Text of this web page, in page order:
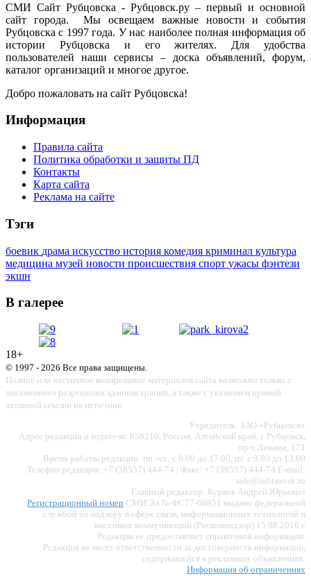
СМИ Сайт Рубцовска - Рубцовск.ру – первый и основной
сайт города. Мы освещаем важные новости и события
Рубцовска с 1997 года. У нас наиболее полная информация об
истории Рубцовска и его жителях. Для удобства
пользователей наши сервисы – доска объявлений, форум,
каталог организаций и многое другое.
Добро пожаловать на сайт Рубцовска!
Информация
Правила сайта
Политика обработки и защиты ПД
Контакты
Карта сайта
Реклама на сайте
Тэги
боевик драма искусство история комедия криминал культура
медицина музей новости происшествия спорт ужасы фэнтези
экшн
В галерее
18+
© 1997 - 2026 Все права защищены.
Полное или частичное копирование материалов сайта возможно только с
письменного разрешения администрации, а также с указанием прямой
активной ссылки на источник.
Учредитель: ЗАО «Рубцовск»
Адрес редакции и издателя: 658210, Россия, Алтайский край, г. Рубцовск,
пр-т Ленина, 171
Время работы редакции: пн.-чт., с 9.00 до 17.00, пт. с 9.00 до 13.00
Телефон редакции: +7 (38557) 444-74 | Факс: +7 (38557) 444-74 E-mail:
sale@rubtsovsk.ru
Главный редактор: Курков Андрей Юрьевич
Регистрационный номер СМИ Эл № ФС77-66851 выдано федеральной
службой по надзору в сфере связи, информационных технологий и
массовых коммуникаций (Роскомнадзор) 15.08.2016 г.
Редакция не предоставляет справочной информации.
Редакция не несет ответственности за достоверность информации,
содержащейся в рекламных объявлениях.
Информация об ограничениях